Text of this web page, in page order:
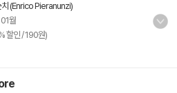
치 (Enrico Pieranunzi)
월
할인 / 190원)